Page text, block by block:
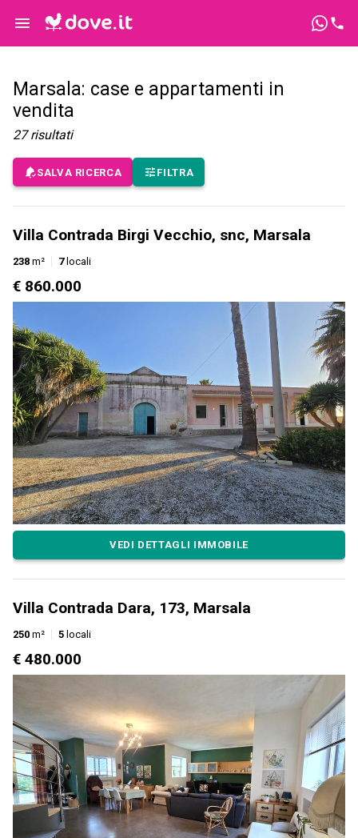
Marsala: case e appartamenti in
vendita
27 risultati
SALVA RICERCA FILTRA
Villa Contrada Birgi Vecchio, snc, Marsala
238 m² 7locali
€ 860.000
VEDI DETTAGLI IMMOBILE
Villa Contrada Dara, 173, Marsala
250 m² 5 locali
€ 480.000